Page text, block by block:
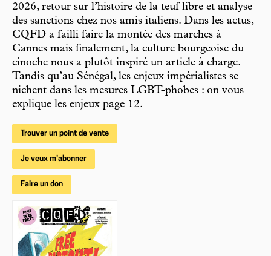
2026, retour sur l’histoire de la teuf libre et analyse
des sanctions chez nos amis italiens. Dans les actus,
CQFD a failli faire la montée des marches à
Cannes mais finalement, la culture bourgeoise du
cinoche nous a plutôt inspiré un article à charge.
Tandis qu’au Sénégal, les enjeux impérialistes se
nichent dans les mesures LGBT-phobes : on vous
explique les enjeux page 12.
Trouver un point de vente
Je veux m'abonner
Faire un don